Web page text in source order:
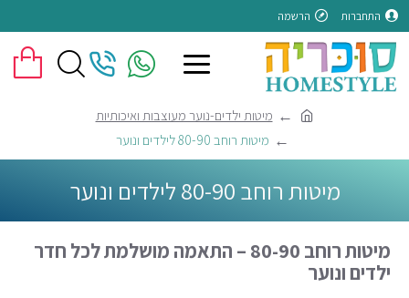
התחברות הרשמה
מיטות ילדים-נוער מעוצבות ואיכותיות
מיטות רוחב 80-90 לילדים ונוער
מיטות רוחב 80-90 לילדים ונוער
מיטות רוחב 80-90 – התאמה מושלמת לכל חדר
ילדים ונוער